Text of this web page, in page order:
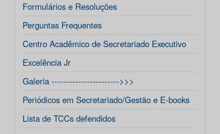
Formulários e Resoluções
Perguntas Frequentes
Centro Acadêmico de Secretariado Executivo
Excelência Jr
Galeria ----------------------->>>
Periódicos em Secretariado/Gestão e E-books
Lista de TCCs defendidos